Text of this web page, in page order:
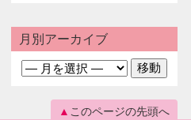
月別アーカイブ
このページの先頭へ